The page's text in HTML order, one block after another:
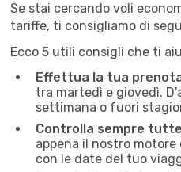
Se stai cercando voli
tariffe, ti consigliamo di
Ecco 5 utili consigli che ti
Effettua la tua
tra martedì e giovedì.
settimana o fuori
Controlla sempre
appena il nostro
con le date del tuo